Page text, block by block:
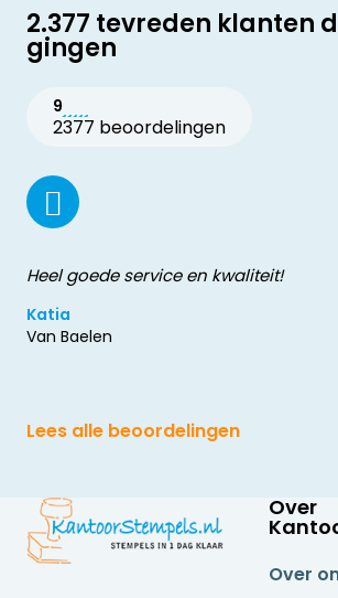
2.377 tevreden klanten
gingen
9
2377 beoordelingen
Heel goede service en kwaliteit!
Katia
Van Baelen
Lees alle beoordelingen
Over
Over